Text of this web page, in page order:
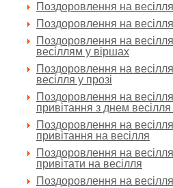
Поздоровлення на
Поздоровлення на
Поздоровлення на
весіллям у віршах
Поздоровлення на
весілля у прозі
Поздоровлення на
привітання з днем
Поздоровлення на
привітання на весілля
Поздоровлення на
привітати на весілля
Поздоровлення на